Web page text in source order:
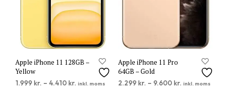
Apple iPhone 11 128GB –
Yellow
1.999 kr. – 4.410 kr. inkl. moms
Apple iPhone 11 Pro
64GB – Gold
2.299 kr. – 9.600 kr. inkl. moms